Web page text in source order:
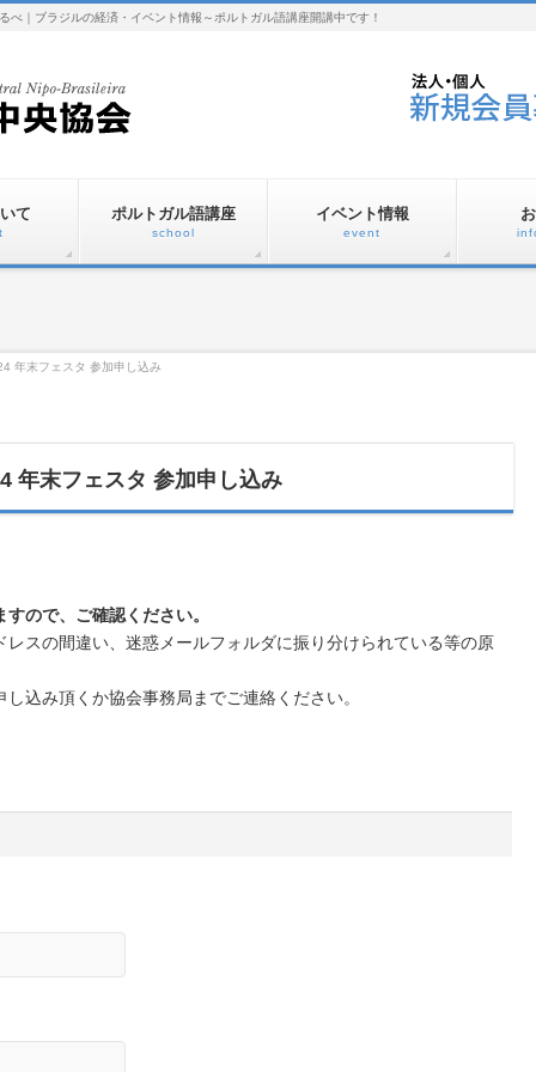
｜ブラジルの経済・イベント情報～ポルトガル語講座開講中です！
て ポルトガル語講座
school
イベント情報
event
年末フェスタ 参加申し込み
年末フェスタ 参加申し込み
ので、ご確認ください。
スの間違い、迷惑メールフォルダに振り分けられている等の原
込み頂くか協会事務局までご連絡ください。